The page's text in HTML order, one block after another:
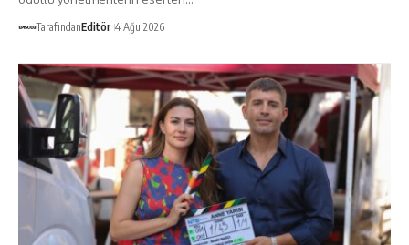
TarafındanEditör 4 Ağu 2026